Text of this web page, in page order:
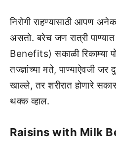
निरोगी राहण्यासाठी आपण
असतो. बरेच जण रात्री
Benefits) सकाळी रिकाम्या
तज्ज्ञांच्या मते, पाण्याऐवजी
खाल्ले, तर शरीरात होणारे
थक्क व्हाल.
Raisins with Milk